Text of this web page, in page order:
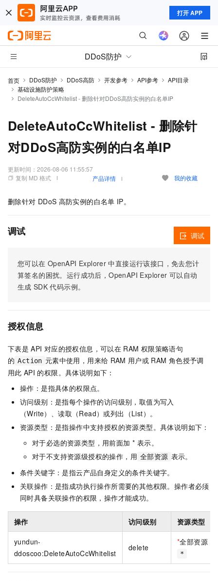
打开 APP
DDoS防护
首页 DDoS防护 DDoS高防 开发参考 API参考
API目录
基础设施防护策略
DeleteAutoCcWhitelist - 删除针对DDoS高防实例的白名单IP
DeleteAutoCcWhitelist - 删除针
对DDoS高防实例的白名单IP
更新时间： 2026-08-06 11:55:57
复制 MD 格式
产品详情 我的收藏
删除针对 DDoS 高防实例的白名单 IP。
调试
您可以在 OpenAPI Explorer 中直接运行该接口，免去您计
算签名的困扰。运行成功后，OpenAPI Explorer 可以自动
生成 SDK 代码示例。
调试
授权信息
下表是 API 对应的授权信息，可以在 RAM 权限策略语句
的 Action 元素中使用，用来给 RAM 用户或 RAM 角色授予调
用此 API 的权限。具体说明如下：
操作：是指具体的权限点。
访问级别：是指每个操作的访问级别，取值为写入
（Write）、读取（Read）或列出（List）。
资源类型：是指操作中支持授权的资源类型。具体说明如下：
对于必选的资源类型，用前面加 * 表示。
对于不支持资源级授权的操作，用 全部资源 表示。
条件关键字：是指云产品自身定义的条件关键字。
关联操作：是指成功执行操作所需要的其他权限。操作者必须
同时具备关联操作的权限，操作才能成功。
操作 访问级别 资源类型
yundun-
ddoscoo:DeleteAutoCcWhitelist
delete
*全部资源
*